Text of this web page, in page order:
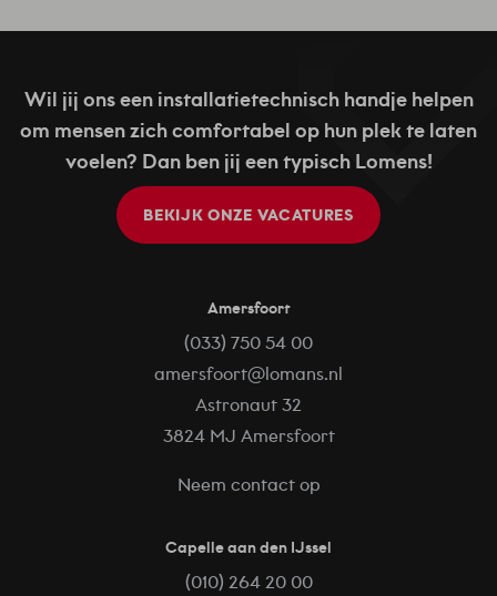
Wil jij ons een installatietechnisch handje helpen
om mensen zich comfortabel op hun plek te laten
voelen? Dan ben jij een typisch Lomens!
BEKIJK ONZE VACATURES
Amersfoort
(033) 750 54 00
amersfoort@lomans.nl
Astronaut 32
3824 MJ Amersfoort
Neem contact op
Capelle aan den IJssel
(010) 264 20 00